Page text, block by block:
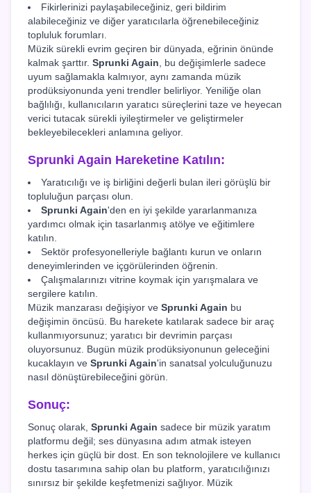
Fikirlerinizi paylaşabileceğiniz, geri bildirim
alabileceğiniz ve diğer yaratıcılarla öğrenebileceğiniz
topluluk forumları.
Müzik sürekli evrim geçiren bir dünyada, eğrinin önünde
kalmak şarttır. Sprunki Again, bu değişimlerle sadece
uyum sağlamakla kalmıyor, aynı zamanda müzik
prodüksiyonunda yeni trendler belirliyor. Yeniliğe olan
bağlılığı, kullanıcıların yaratıcı süreçlerini taze ve heyecan
verici tutacak sürekli iyileştirmeler ve geliştirmeler
bekleyebilecekleri anlamına geliyor.
Sprunki Again Hareketine Katılın:
Yaratıcılığı ve iş birliğini değerli bulan ileri görüşlü bir
topluluğun parçası olun.
Sprunki Again'den en iyi şekilde yararlanmanıza
yardımcı olmak için tasarlanmış atölye ve eğitimlere
katılın.
Sektör profesyonelleriyle bağlantı kurun ve onların
deneyimlerinden ve içgörülerinden öğrenin.
Çalışmalarınızı vitrine koymak için yarışmalara ve
sergilere katılın.
Müzik manzarası değişiyor ve Sprunki Again bu
değişimin öncüsü. Bu harekete katılarak sadece bir araç
kullanmıyorsunuz; yaratıcı bir devrimin parçası
oluyorsunuz. Bugün müzik prodüksiyonunun geleceğini
kucaklayın ve Sprunki Again'in sanatsal yolculuğunuzu
nasıl dönüştürebileceğini görün.
Sonuç:
Sonuç olarak, Sprunki Again sadece bir müzik yaratım
platformu değil; ses dünyasına adım atmak isteyen
herkes için güçlü bir dost. En son teknolojilere ve kullanıcı
dostu tasarımına sahip olan bu platform, yaratıcılığınızı
sınırsız bir şekilde keşfetmenizi sağlıyor. Müzik